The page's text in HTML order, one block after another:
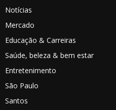
Notícias
Mercado
Educação & Carreiras
Saúde, beleza & bem estar
Entretenimento
São Paulo
Santos